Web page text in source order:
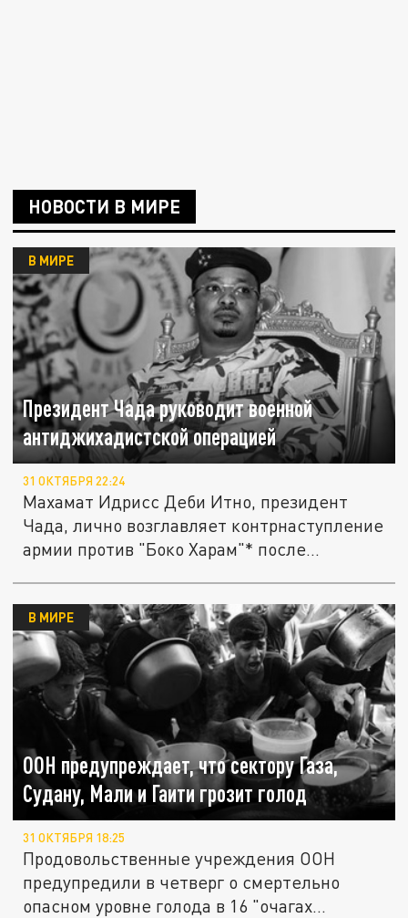
НОВОСТИ В МИРЕ
Президент Чада руководит военной
антиджихадистской операцией
В МИРЕ
31 ОКТЯБРЯ 22:24
Махамат Идрисс Деби Итно, президент
Чада, лично возглавляет контрнаступление
армии против "Боко Харам"* после...
ООН предупреждает, что сектору Газа,
Судану, Мали и Гаити грозит голод
В МИРЕ
31 ОКТЯБРЯ 18:25
Продовольственные учреждения ООН
предупредили в четверг о смертельно
опасном уровне голода в 16 "очагах...